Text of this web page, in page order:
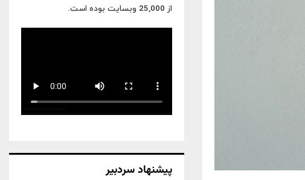
از 25,000 وبسایت بوده است.
پیشنهاد سردبیر